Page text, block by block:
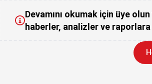
Devamını okumak için üye
haberler, analizler ve